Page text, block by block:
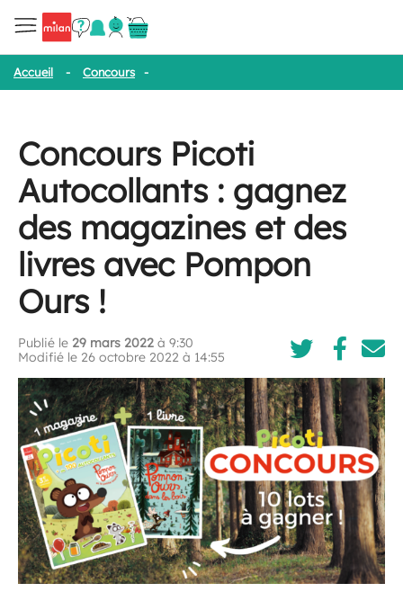
Accueil - Concours -
Concours Picoti
Autocollants : gagnez
des magazines et des
livres avec Pompon
Ours !
Publié le 29 mars 2022 à 9:30
Modifié le 26 octobre 2022 à 14:55